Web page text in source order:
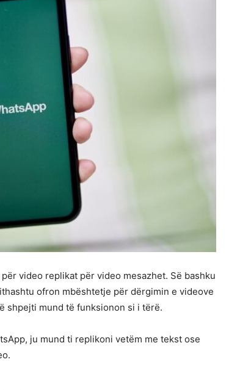
video replikat për video mesazhet. Së bashku
ofron mbështetje për dërgimin e videove
shpejti mund të funksionon si i tërë.
ju mund ti replikoni vetëm me tekst ose